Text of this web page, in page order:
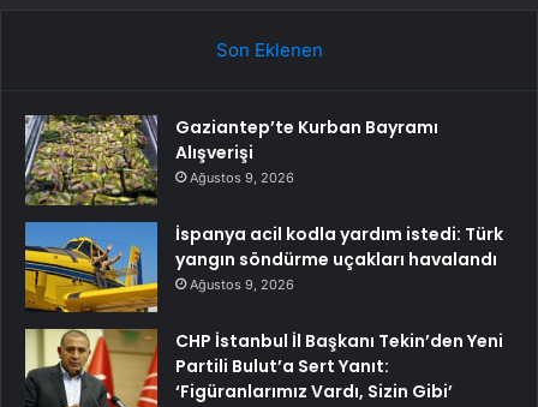
Son Eklenen
Gaziantep’te Kurban Bayramı
Alışverişi
Ağustos 9, 2026
İspanya acil kodla yardım istedi: Türk
yangın söndürme uçakları havalandı
Ağustos 9, 2026
CHP İstanbul İl Başkanı Tekin’den Yeni
Partili Bulut’a Sert Yanıt:
‘Figüranlarımız Vardı, Sizin Gibi’